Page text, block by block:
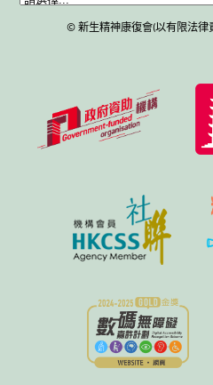
© 新生精神康復會(以有限法律